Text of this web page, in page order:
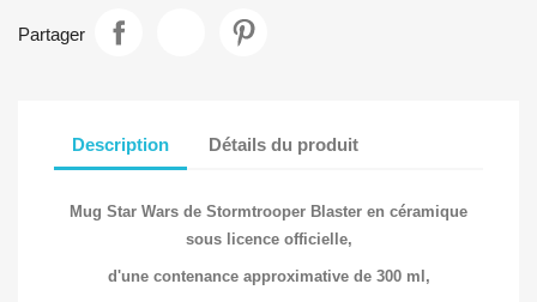
Partager
Description Détails du produit
Mug Star Wars de Stormtrooper Blaster en céramique
sous licence officielle,
d'une contenance approximative de 300 ml,